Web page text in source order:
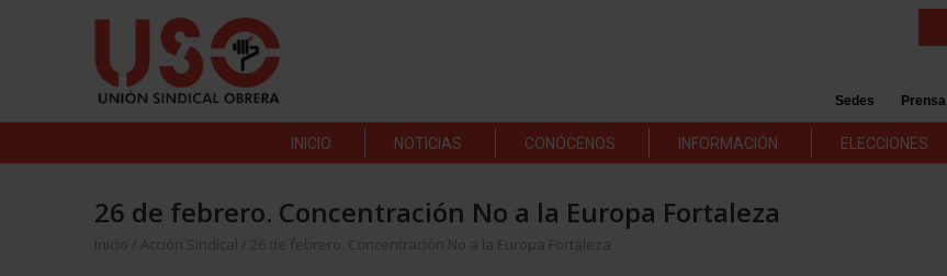
Sedes Prensa
INICIO NOTICIAS CONÓCENOS INFORMACIÓN ELECCIONES
26 de febrero. Concentración No a la Europa Fortaleza
Inicio Acción Sindical 26 de febrero. Concentración No a la Europa Fortaleza